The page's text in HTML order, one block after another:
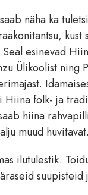
näha ka
esinevad
Ülikoolist ning
Hiina folk- ja
hiina
muud huvitavat.
ilutulestik.
suupisteid